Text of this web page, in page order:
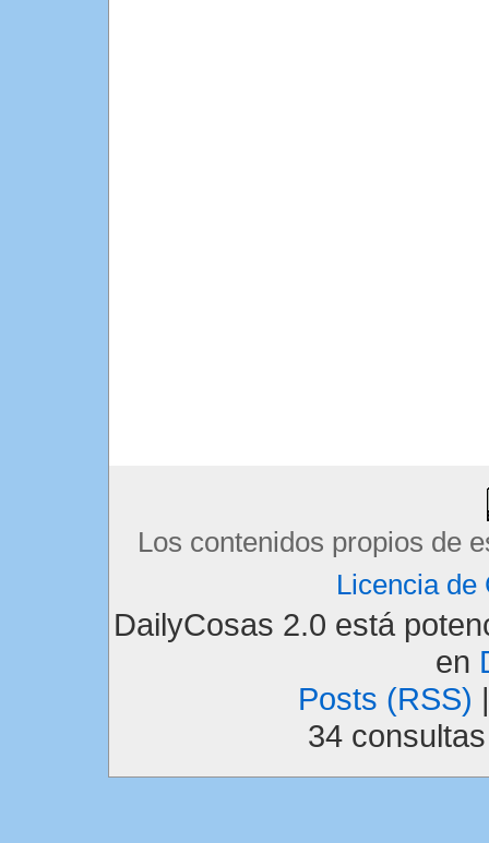
Los contenidos propios de
Licencia de
DailyCosas 2.0 está
en
Posts (RSS)
34